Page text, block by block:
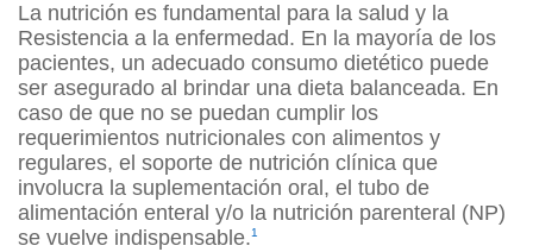
La nutrición es fundamental para la salud y la
Resistencia a la enfermedad. En la mayoría de los
pacientes, un adecuado consumo dietético puede
ser asegurado al brindar una dieta balanceada. En
caso de que no se puedan cumplir los
requerimientos nutricionales con alimentos y
regulares, el soporte de nutrición clínica que
involucra la suplementación oral, el tubo de
alimentación enteral y/o la nutrición parenteral (NP)
se vuelve indispensable.1